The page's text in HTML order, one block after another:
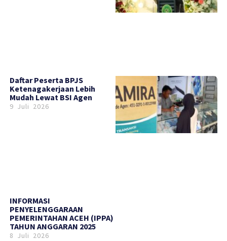
Daftar Peserta BPJS
Ketenagakerjaan Lebih
Mudah Lewat BSI Agen
9 Juli 2026
INFORMASI
PENYELENGGARAAN
PEMERINTAHAN ACEH (IPPA)
TAHUN ANGGARAN 2025
8 Juli 2026